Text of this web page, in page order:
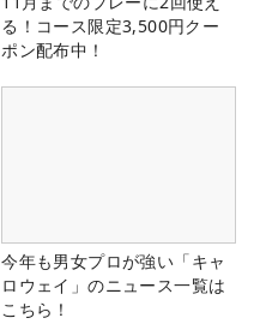
る！コース限定3,500円クー
ポン配布中！
今年も男女プロが強い「キャ
ロウェイ」のニュース一覧は
こちら！